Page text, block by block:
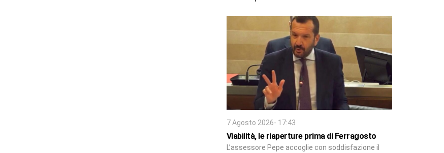
7 Agosto 2026- 17:43
Viabilità, le riaperture prima di Ferragosto
L’assessore Pepe accoglie con soddisfazione il